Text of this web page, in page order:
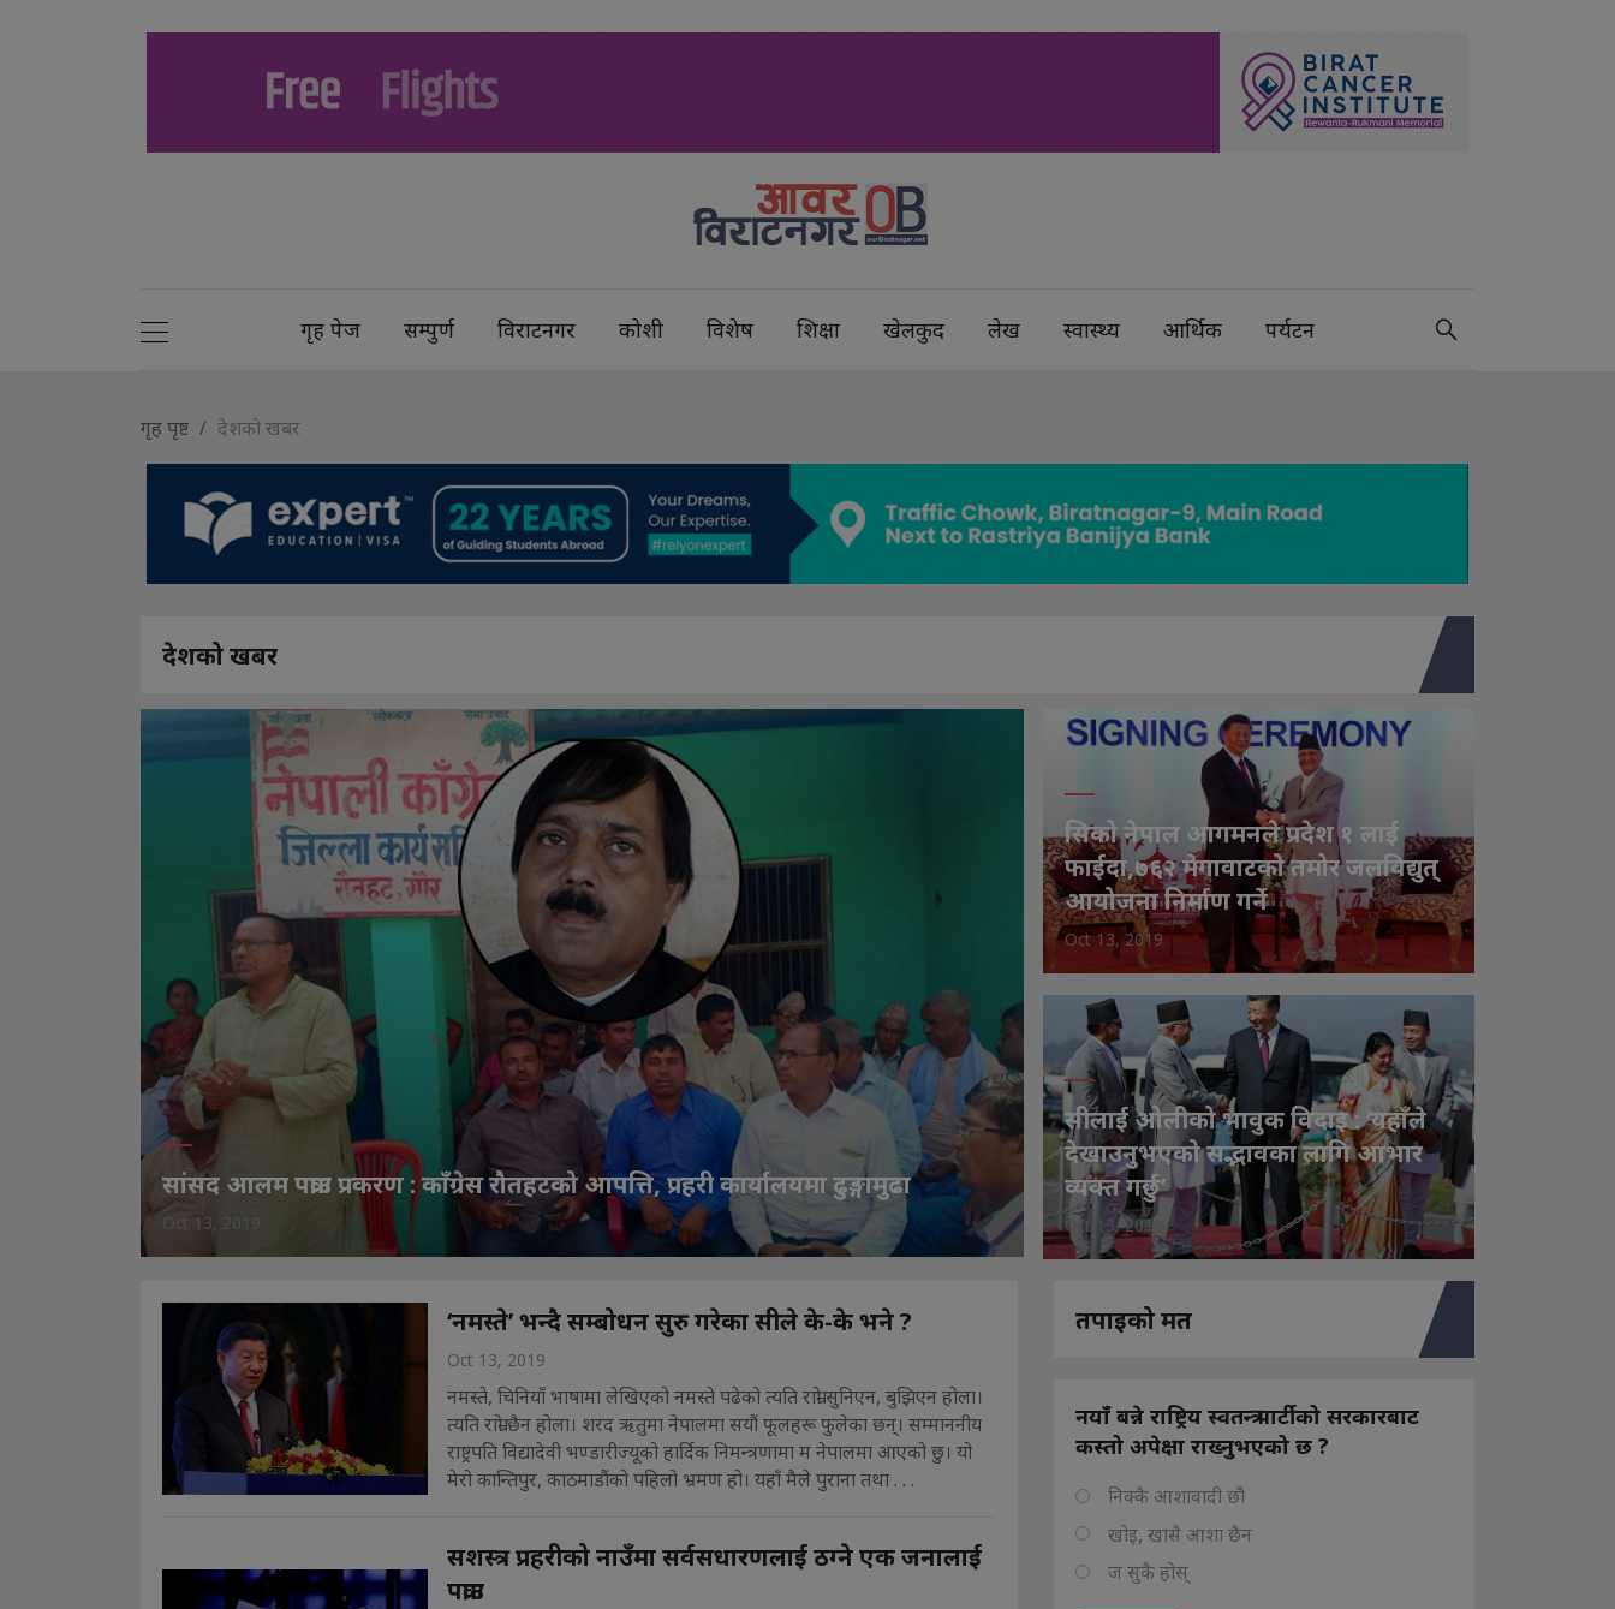
गृह पेज सम्पुर्ण विराटनगर कोशी विशेष शिक्षा खेलकुद लेख स्वास्थ्य आर्थिक पर्यटन
गृह पृष्ट देशको खबर
देशको खबर
सांसद आलम पक्राउ प्रकरण : काँग्रेस रौतहटको आपत्ति, प्रहरी कार्यालयमा ढुङ्गामुढा
Oct 13, 2019
सिको नेपाल आगमनले प्रदेश १ लाई
फाईदा,७६२ मेगावाटको तमोर जलविद्युत्
आयोजना निर्माण गर्ने
Oct 13, 2019
सीलाई ओलीको भावुक विदाइ : ‘यहाँले
देखाउनुभएको सद्भावका लागि आभार
व्यक्त गर्छु’
Oct 13, 2019
‘नमस्ते’ भन्दै सम्बोधन सुरु गरेका सीले के-के भने ?
Oct 13, 2019
नमस्ते, चिनियाँ भाषामा लेखिएको नमस्ते पढेको त्यति राम्रो सुनिएन, बुझिएन होला।
त्यति राम्रो छैन होला। शरद ऋतुमा नेपालमा सयौं फूलहरू फुलेका छन्। सम्माननीय
राष्ट्रपति विद्यादेवी भण्डारीज्यूको हार्दिक निमन्त्रणामा म नेपालमा आएको छु। यो
मेरो कान्तिपुर, काठमाडौंको पहिलो भ्रमण हो। यहाँ मैले पुराना तथा . . .
सशस्त्र प्रहरीको नाउँमा सर्वसधारणलाई ठग्ने एक जनालाई
पक्राउ
तपाइको मत
नयाँ बन्ने राष्ट्रिय स्वतन्त्र पार्टीको सरकारबाट
कस्तो अपेक्षा राख्नुभएको छ ?
निक्कै आशावादी छौ
खोइ, खासै आशा छैन
ज सुकै होस्